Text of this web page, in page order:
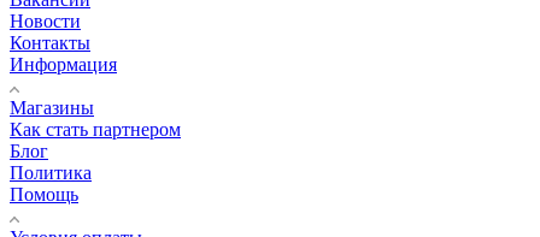
Новости
Контакты
Информация
Магазины
Как стать партнером
Блог
Политика
Помощь